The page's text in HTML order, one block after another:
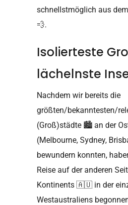
schnellstmöglich aus
💨.
Isolierteste
lächelnste
Nachdem wir bereits die
größten/bekanntesten/
(Groß)städte 🏙 an der
(Melbourne, Sydney,
bewundern konnten,
Reise auf der anderen
Kontinents 🇦🇺 in der
Westaustraliens